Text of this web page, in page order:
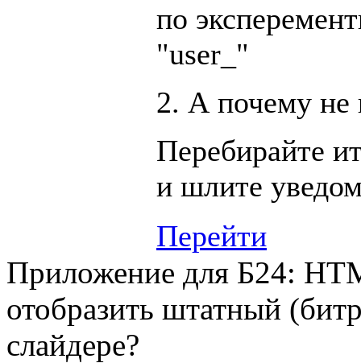
по
"user_"
2. А почему не
Перебирайте
и шлите
Перейти
Приложение для Б24:
отобразить штатный
слайдере?